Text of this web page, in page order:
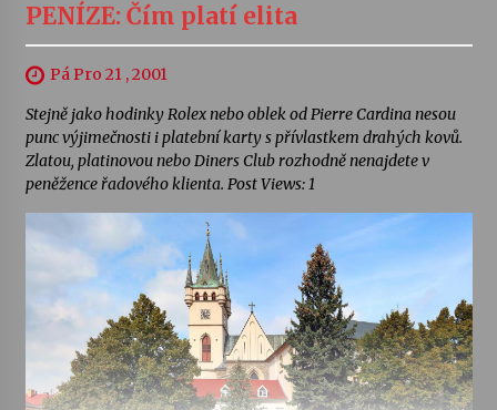
PENÍZE: Čím platí elita
Pá Pro 21 , 2001
Stejně jako hodinky Rolex nebo oblek od Pierre Cardina nesou
punc výjimečnosti i platební karty s přívlastkem drahých kovů.
Zlatou, platinovou nebo Diners Club rozhodně nenajdete v
peněžence řadového klienta. Post Views: 1